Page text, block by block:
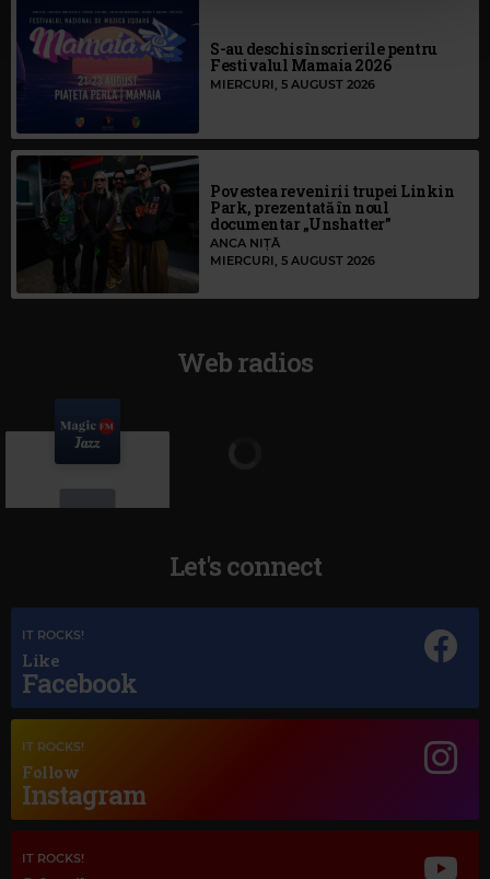
S-au deschis înscrierile pentru
Festivalul Mamaia 2026
MIERCURI, 5 AUGUST 2026
Povestea revenirii trupei Linkin
Park, prezentată în noul
documentar „Unshatter”
ANCA NIȚĂ
MIERCURI, 5 AUGUST 2026
Web radios
Magic Jazz
YOU GO TO MY HEAD
Let's connect
IT ROCKS!
Like
Facebook
IT ROCKS!
Follow
Instagram
IT ROCKS!